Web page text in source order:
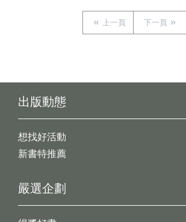
上一頁 下一頁
出版動態
想找好活動
新書特推薦
嚴選企劃